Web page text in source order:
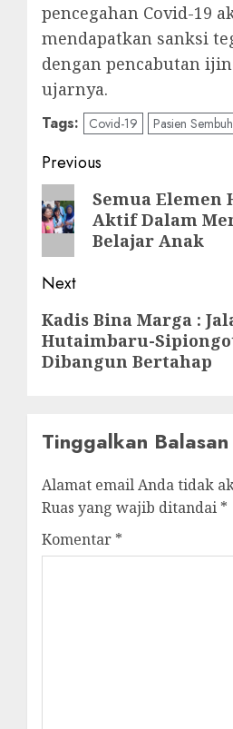
pencegahan Covid-19
mendapatkan sanksi
dengan pencabutan ijin
ujarnya.
Tags: Covid-19 Pasien Sembuh
Post
navigation
Previous
Previous
post:
Semua Elemen
Aktif Dalam
Belajar Anak
Next
Next
post:
Kadis Bina Marga :
Hutaimbaru-
Dibangun Bertahap
Tinggalkan Balasan
Alamat email Anda tidak
Ruas yang wajib ditandai *
Komentar *